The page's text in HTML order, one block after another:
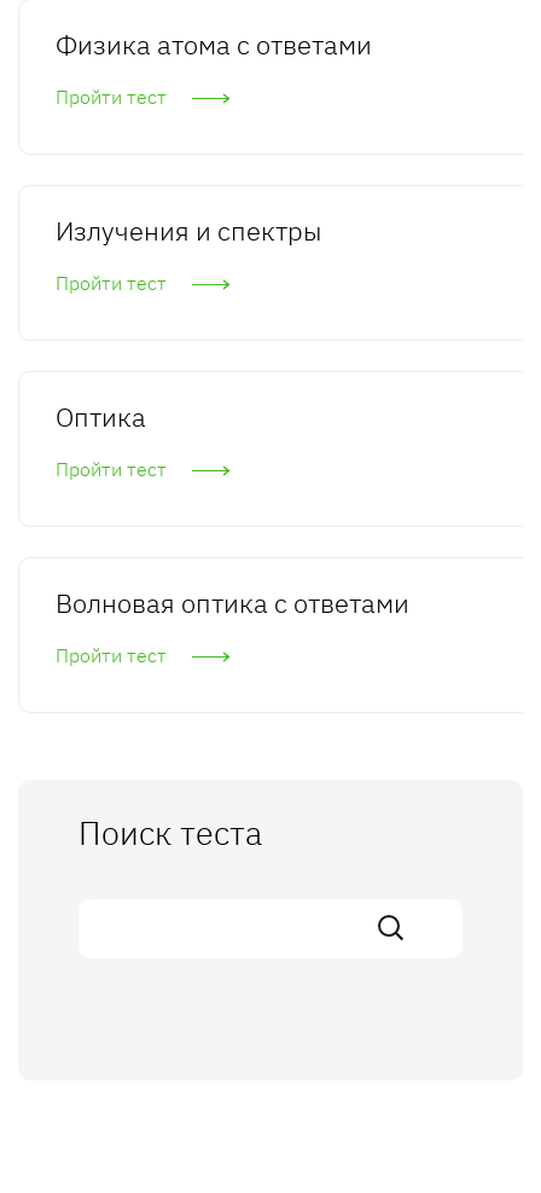
Физика атома с ответами
Пройти тест
Излучения и спектры
Пройти тест
Оптика
Пройти тест
Волновая оптика с ответами
Пройти тест
Поиск теста